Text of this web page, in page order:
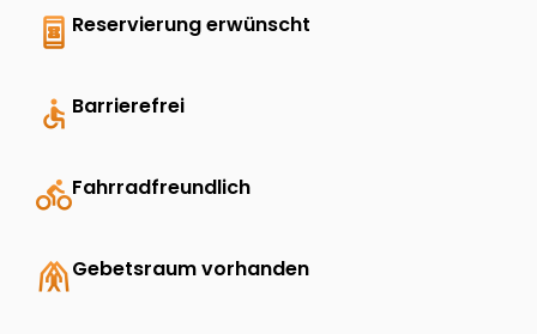
book_online Reservierung erwünscht
accessible Barrierefrei
directions_bikeFahrradfreundlich
folded_handsGebetsraum vorhanden